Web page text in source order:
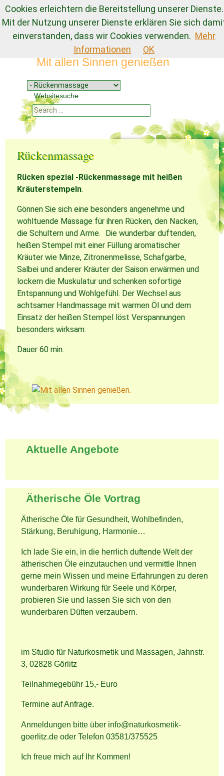
Naturkosmetik Görlitz
Mit allen Sinnen genießen
Menu
Skip to content
Websitesuche
Search
Rückenmassage
Rücken spezial -Rückenmassage mit heißen
Kräuterstempeln.
Gönnen Sie sich eine besonders angenehme und
wohltuende Massage für ihren Rücken, den Nacken,
die Schultern und Arme. Die wunderbar duftenden,
heißen Stempel mit einer Füllung aromatischer
Kräuter wie Minze, Zitronenmelisse, Schafgarbe,
Salbei und anderer Kräuter der Saison erwärmen und
lockern die Muskulatur und schenken sofortige
Entspannung und Wohlgefühl. Der Wechsel aus
achtsamer Handmassage mit warmen Öl und dem
Einsatz der heißen Stempel löst Verspannungen
besonders wirksam.
Dauer 60 min.
Aktuelle Angebote
Ätherische Öle Vortrag
Ätherische Öle für Gesundheit, Wohlbefinden,
Stärkung, Beruhigung, Harmonie…
Ich lade Sie ein, in die herrlich duftende Welt der
ätherischen Öle einzutauchen und vermittle Ihnen
gerne mein Wissen und meine Erfahrungen zu deren
wunderbaren Wirkung für Seele und Körper,
probieren Sie und lassen Sie sich von den
wunderbaren Düften verzaubern.
im Studio für Naturkosmetik und Massagen, Jahnstr.
3, 02828 Görlitz
Teilnahmegebühr 15,- Euro
Termine auf Anfrage.
Anmeldungen bitte über info@naturkosmetik-
goerlitz.de oder Telefon 03581/375525
Ich freue mich auf Ihr Kommen!
Cookies erleichtern die Bereitstellung unserer Dienste.
Mit der Nutzung unserer Dienste erklären Sie sich
einverstanden, dass wir Cookies verwenden. Mehr
Informationen
OK